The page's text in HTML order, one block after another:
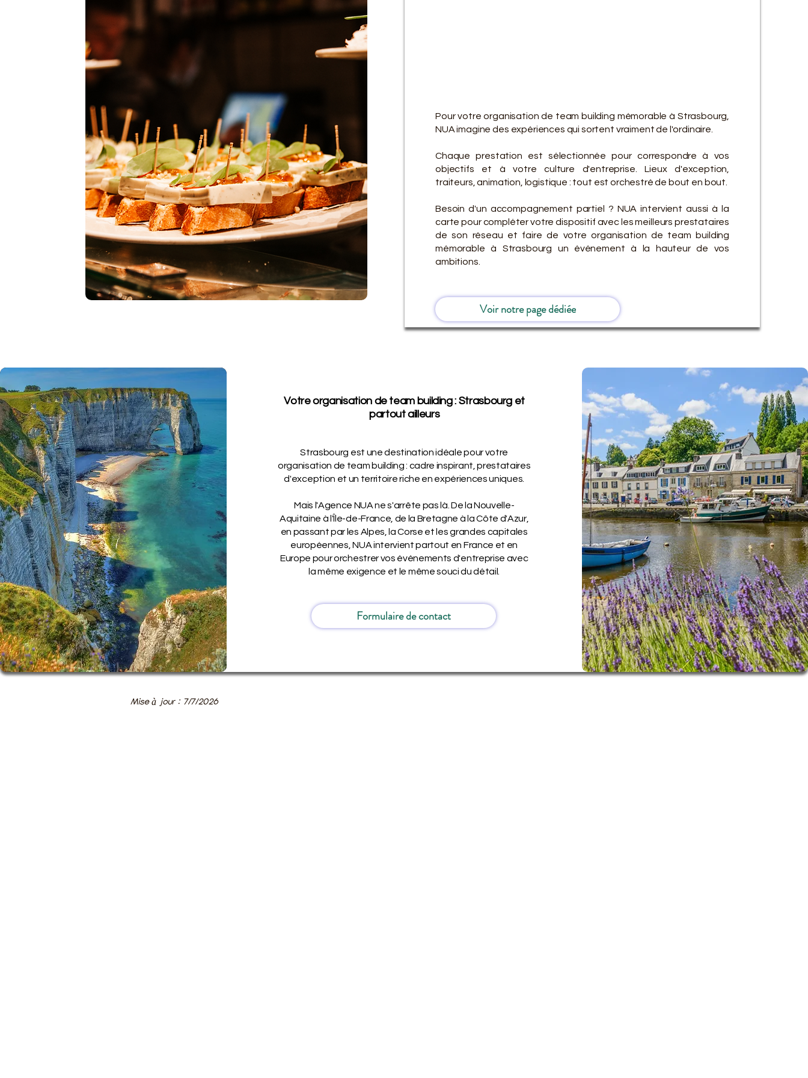
DES
DES
Pour votre organisation de team building mémorable à Strasbourg,
NUA imagine des expériences qui sortent vraiment de l'ordinaire.
Chaque prestation est sélectionnée pour correspondre à vos
objectifs et à votre culture d'entreprise. Lieux d'exception,
traiteurs, animation, logistique : tout est orchestré de bout en bout.
Besoin d'un accompagnement partiel ? NUA intervient aussi à la
carte pour compléter votre dispositif avec les meilleurs prestataires
de son réseau et faire de votre organisation de team building
mémorable à Strasbourg un événement à la hauteur de vos
ambitions.
Voir notre page dédiée
Votre organisation de team building : Strasbourg et
partout ailleurs
Strasbourg est une destination idéale pour votre
organisation de team building : cadre inspirant, prestataires
d'exception et un territoire riche en expériences uniques.
Mais l'Agence NUA ne s'arrête pas là. De la Nouvelle-
Aquitaine à l'Île-de-France, de la Bretagne à la Côte d'Azur,
en passant par les Alpes, la Corse et les grandes capitales
européennes, NUA intervient partout en France et en
Europe pour orchestrer vos événements d'entreprise avec
la même exigence et le même souci du détail.
Formulaire de contact
Mise à jour : 7/7/2026